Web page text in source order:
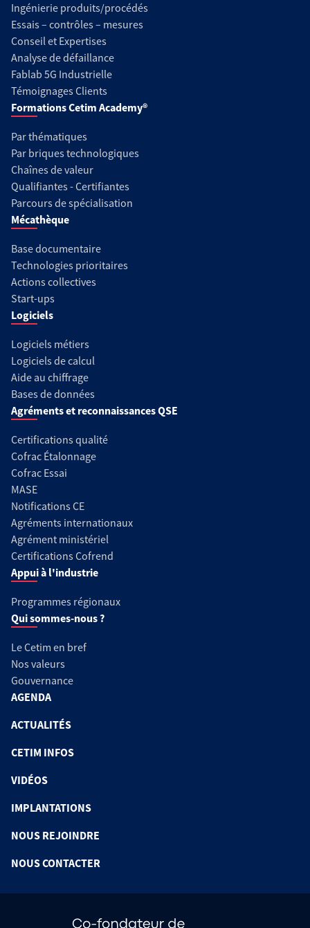
Ingénierie produits/procédés
Essais – contrôles – mesures
Conseil et Expertises
Analyse de défaillance
Fablab 5G Industrielle
Témoignages Clients
Formations Cetim Academy®
Par thématiques
Par briques technologiques
Chaînes de valeur
Qualifiantes - Certifiantes
Parcours de spécialisation
Mécathèque
Base documentaire
Technologies prioritaires
Actions collectives
Start-ups
Logiciels
Logiciels métiers
Logiciels de calcul
Aide au chiffrage
Bases de données
Agréments et reconnaissances QSE
Certifications qualité
Cofrac Étalonnage
Cofrac Essai
MASE
Notifications CE
Agréments internationaux
Agrément ministériel
Certifications Cofrend
Appui à l'industrie
Programmes régionaux
Qui sommes-nous ?
Le Cetim en bref
Nos valeurs
Gouvernance
AGENDA
ACTUALITÉS
CETIM INFOS
VIDÉOS
IMPLANTATIONS
NOUS REJOINDRE
NOUS CONTACTER